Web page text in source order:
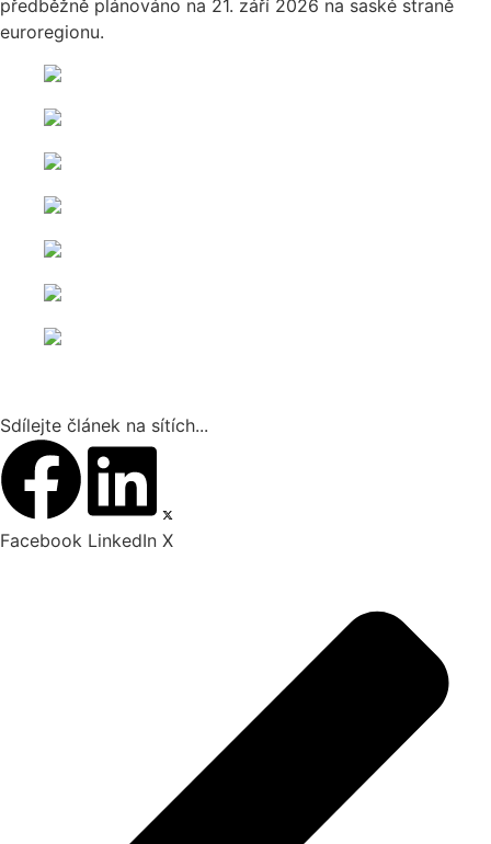
předběžně plánováno na 21. září 2026 na saské straně
euroregionu.
Sdílejte článek na sítích...
Facebook LinkedIn X